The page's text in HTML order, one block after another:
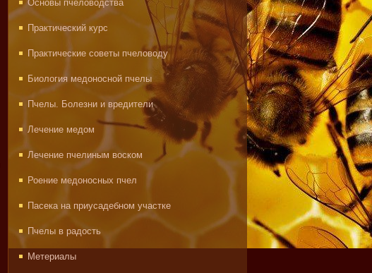
Основы пчеловодства
Практический курс
Практические советы пчеловоду
Биология медоносной пчелы
Пчелы. Болезни и вредители
Лечение медом
Лечение пчелиным воском
Роение медоносных пчел
Пасека на приусадебном участке
Пчелы в радость
Метериалы